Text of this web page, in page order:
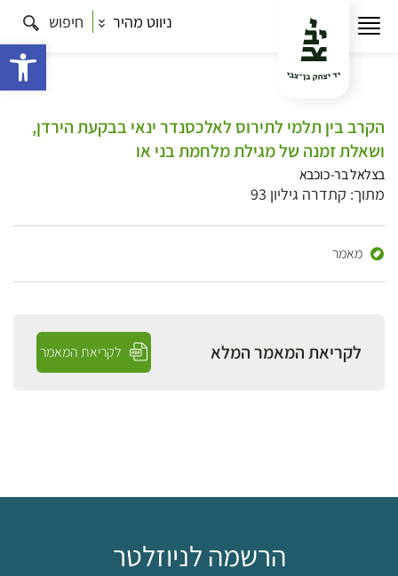
ניווט מהיר חיפוש
הקרב בין תלמי לתירוס לאלכסנדר ינאי בבקעת הירדן,
ושאלת זמנה של מגילת מלחמת בני או
בצלאל בר-כוכבא
מתוך: קתדרה גיליון 93
מאמר
לקריאת המאמר המלא לקריאת המאמר
הרשמה לניוזלטר